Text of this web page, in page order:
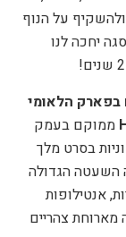
ולהשקיף על הנוף
יחכה לנו
בפארק הלאומי
ממוקם בעמק
בסרט מלך
השעטה הגדולה
אנטילופות
מארוחת צהריים